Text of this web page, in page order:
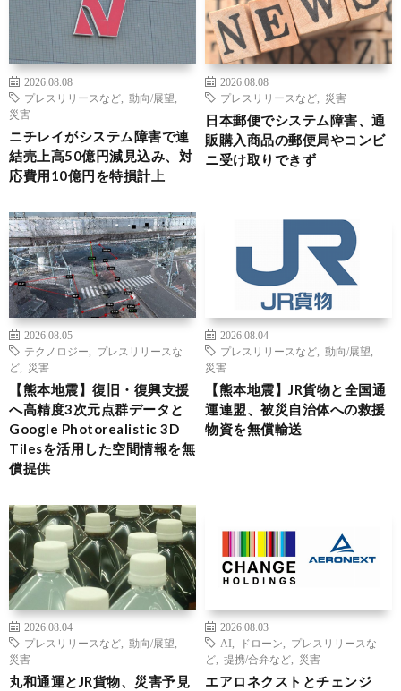
2026.08.08
プレスリリースなど
動向/展望
災害
ニチレイがシステム障害で連
結売上高50億円減見込み、対
応費用10億円を特損計上
2026.08.08
プレスリリースなど
災害
日本郵便でシステム障害、通
販購入商品の郵便局やコンビ
ニ受け取りできず
2026.08.05
テクノロジー
プレスリリースな
ど
災害
【熊本地震】復旧・復興支援
へ高精度3次元点群データと
Google Photorealistic 3D
Tilesを活用した空間情報を無
償提供
2026.08.04
プレスリリースなど
動向/展望
災害
【熊本地震】JR貨物と全国通
運連盟、被災自治体への救援
物資を無償輸送
2026.08.04
プレスリリースなど
動向/展望
災害
丸和通運とJR貨物、災害予見
2026.08.03
AI
ドローン
プレスリリースな
ど
提携/合弁など 災害
エアロネクストとチェンジ